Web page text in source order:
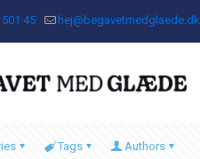
45 hej@begavetmedglaede.dk
Tags Authors